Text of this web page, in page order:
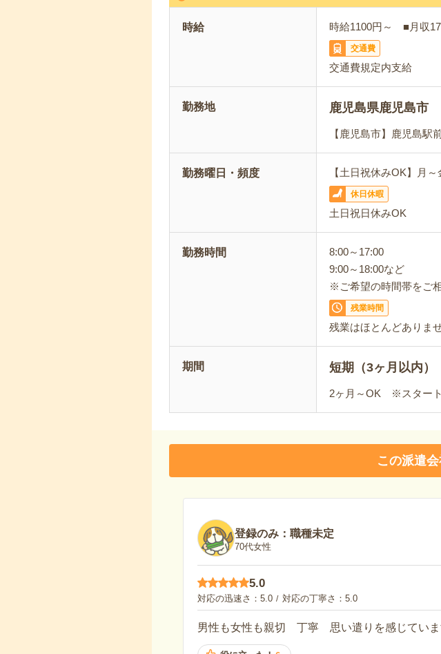
時給 時給1100円～ ■月収
交通費
交通費規定内支給
勤務地 鹿児島県鹿児島市
【鹿児島市】鹿児島駅
勤務曜日・頻度 【土日祝休みOK】月
休日休暇
土日祝日休みOK
勤務時間
8:00～17:00
9:00～18:00など
※ご希望の時間帯をご
残業時間
残業はほとんどありませ
期間 短期（3ヶ月以内）
2ヶ月～OK ※スタート
この派遣
登録のみ：職種未定
70代女性
5.0
対応の迅速さ 5.0 対応の丁寧さ 5.0
男性も女性も親切 丁寧 思い遣りを感じていま